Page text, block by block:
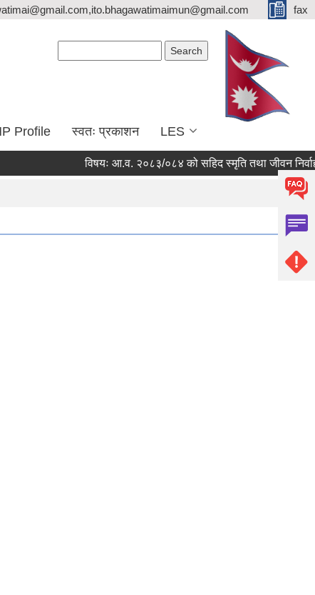
fax
Profile स्वतः प्रकाशन LES
विषयः आ.व. २०८३/०८४ को सहिद स्मृति तथा जीवन निर्वाह